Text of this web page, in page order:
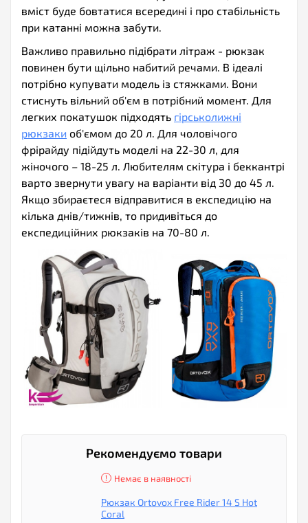
вміст буде бовтатися всередині і про стабільність
при катанні можна забути.
Важливо правильно підібрати літраж - рюкзак
повинен бути щільно набитий речами. В ідеалі
потрібно купувати модель із стяжками. Вони
стиснуть вільний об'єм в потрібний момент. Для
легких покатушок підходять гірськолижні
рюкзаки об'ємом до 20 л. Для чоловічого
фрірайду підійдуть моделі на 22-30 л, для
жіночого – 18-25 л. Любителям скітура і беккантрі
варто звернути увагу на варіанти від 30 до 45 л.
Якщо збираєтеся відправитися в експедицію на
кілька днів/тижнів, то придивіться до
експедиційних рюкзаків на 70-80 л.
Рекомендуємо товари
Рюкзак Ortovox Free Rider 14 S Hot
Coral
Немає в наявності